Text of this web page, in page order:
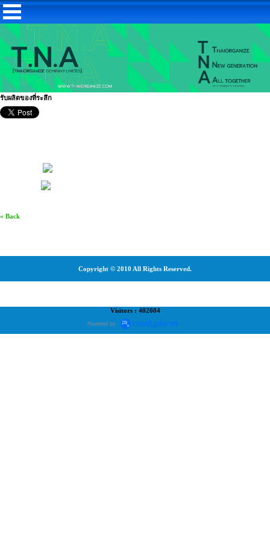
รับผลิตของที่ระลึก
« Back
Copyright © 2010 All Rights Reserved.
Visitors : 402084